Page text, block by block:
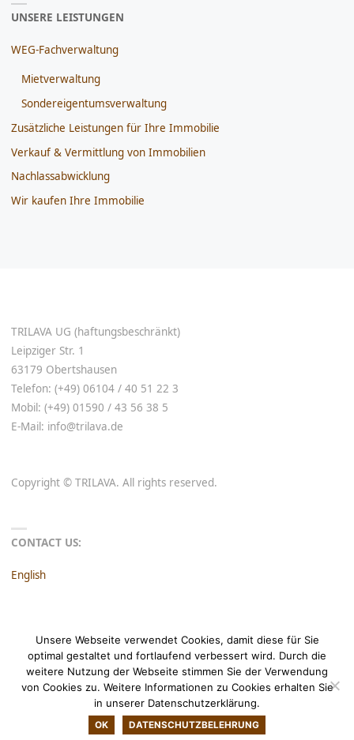
UNSERE LEISTUNGEN
WEG-Fachverwaltung
Mietverwaltung
Sondereigentumsverwaltung
Zusätzliche Leistungen für Ihre Immobilie
Verkauf & Vermittlung von Immobilien
Nachlassabwicklung
Wir kaufen Ihre Immobilie
TRILAVA UG (haftungsbeschränkt)
Leipziger Str. 1
63179 Obertshausen
Telefon: (+49) 06104 / 40 51 22 3
Mobil: (+49) 01590 / 43 56 38 5
E-Mail: info@trilava.de
Copyright © TRILAVA. All rights reserved.
CONTACT US:
English
Referenzen
Stellenangebote
Impressum
Unsere Webseite verwendet Cookies, damit diese für Sie
optimal gestaltet und fortlaufend verbessert wird. Durch die
weitere Nutzung der Webseite stimmen Sie der Verwendung
von Cookies zu. Weitere Informationen zu Cookies erhalten Sie
in unserer Datenschutzerklärung.
OK DATENSCHUTZBELEHRUNG